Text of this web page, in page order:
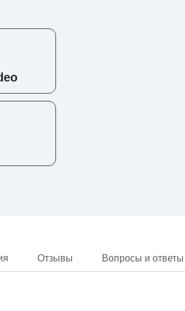
Отзывы Вопросы и ответы